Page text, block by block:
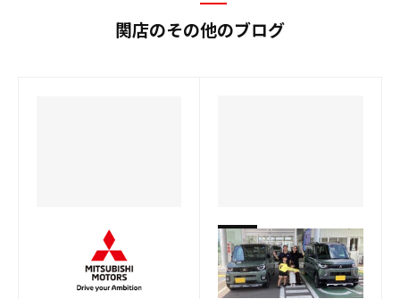
関店のその他のブログ
ＳＵＰＥＲ ＳＵＭＭ
ＥＲ ＳＡＬＥ 🥎
デリカミニ納車式 🚙
✨✨
関店